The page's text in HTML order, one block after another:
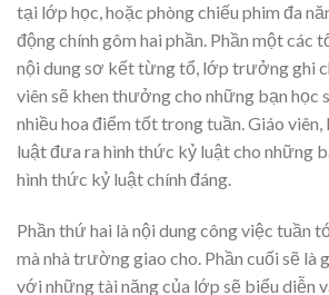
tại lớp học, hoặc phòng chiếu phim đa
động chính gôm hai phần. Phần một
nội dung sơ kết từng tổ, lớp trưởng ghi
viên sẽ khen thưởng cho những bạn học
nhiều hoa điểm tốt trong tuần. Giáo
luật đưa ra hình thức kỷ luật cho những
hình thức kỷ luật chính đáng.
Phần thứ hai là nội dung công việc tuần
mà nhà trường giao cho. Phần cuối sẽ là
với những tài năng của lớp sẽ biểu diễn